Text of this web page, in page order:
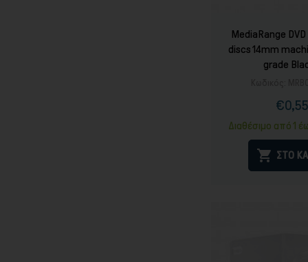
MediaRange
discs 14mm
grade
Τιμή
€0,55
τιμή
Διαθέσιμο από 1
 ΣΤΟ